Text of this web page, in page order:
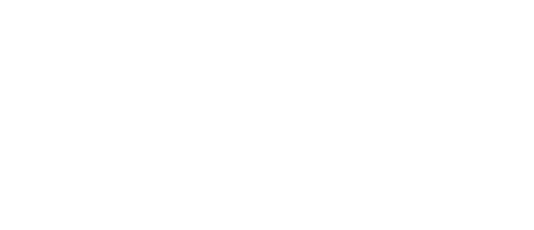
ktorá vám bude k dispozícii po celý Váš pobyt. Súčasťou hotela je reštaurácia s chutnými jedlami a bar s alko a nealko nápojmi. Vo
a relaxáciu. Každá izba je vybavená vlastným sociálnym zariadením a kúpeľňou so sprchou alebo vaňou. Izby disponujú aj fénom,
pre vás k dispozícii lehátka a slnečníky. Pri bazéne sa nachádza bar s ponukou osviežujúcich nápojov. Na relaxáciu a oddych vám dobre
procedúr